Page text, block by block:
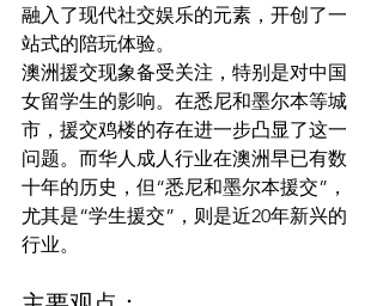
融入了现代社交娱乐的元素，开创了一
站式的陪玩体验。
澳洲援交现象备受关注，特别是对中国
女留学生的影响。在悉尼和墨尔本等城
市，援交鸡楼的存在进一步凸显了这一
问题。而华人成人行业在澳洲早已有数
十年的历史，但“悉尼和墨尔本援交”，
尤其是“学生援交”，则是近20年新兴的
行业。